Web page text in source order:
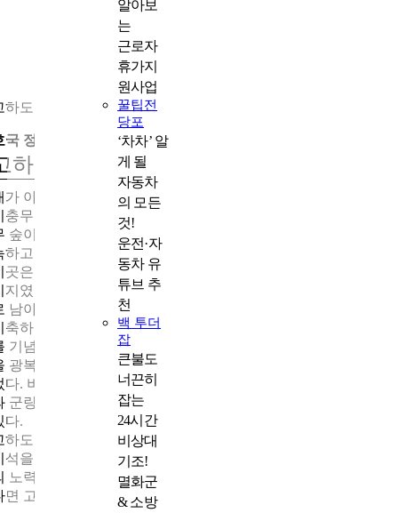
알아보
는
근로자
휴가지
원사업
꿀팁전
당포
‘차차’ 알
게 될
자동차
의 모든
것!
운전·자
동차 유
튜브 추
천
백 투더
잡
큰불도
너끈히
잡는
24시간
비상대
기조!
멸화군
& 소방
하도 이충무공 유적지
국 정신이 담긴 섬
하도 이충무공 유적지
가 아닌 차로도 갈 수 있는 섬, 고하도로 향하면 바다가 보인다.
충무공 유적지에서 가장 먼저 방문객을 반기는 것은 고하도 소
숲이다. ‘곰솔 숲’으로도 불리는 500년 역사의 소나무 군락은 아
하고도 근엄하게 모충각을 둘러싸고 있다.
곳은 정유재란 때 충무공 이순신 장군이 106일간 주둔했던 전략
지였다. 난중일기에 축조 과정이 기록된 진성의 터 등이 흔적으
남아 있다. 이순신 장군은 명량해전 승리 후 이곳에서 군량미를
축하고 전열을 재정비하여 노량해전 승리의 발판으로 삼았다.
기념하기 위한 비석이 1722년에 세워졌으며, 버려져 있던 비석
광복 후에 시민들이 현재 위치로 옮기고 모금하여 모충각을 지
다. 비석에는 이순신 장군이 고하도를 군사 주둔처로 정한 과정
군량미의 중요성, 고하도가 진터임을 알리는 내용 등이 새겨져
다.
하도 이충무공 유적지는 이순신 장군의 호국 정신과, 이를 담은
석을 세우고 보존해 그 정신을 후대에 전하고자 했던 여러 사람
노력이 담겨 있는 장소다. 이런 고하도의 모습을 한눈에 담고
면 고하도 해상테마파크의 전망대도 방문해 보는 걸 추천한다.